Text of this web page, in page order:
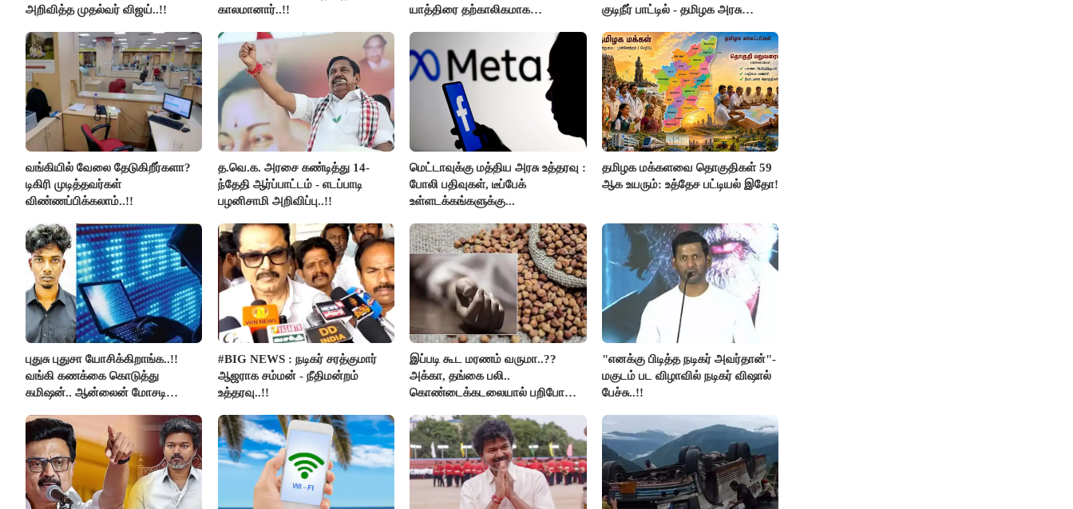
அறிவித்த முதல்வர் விஜய்..!!
காலமானார்..!!
யாத்திரை தற்காலிகமாக
குடிநீர் பாட்டில் - தமிழக அரசு
வங்கியில் வேலை தேடுகிறீர்களா?
டிகிரி முடித்தவர்கள்
விண்ணப்பிக்கலாம்..!!
த.வெ.க. அரசை கண்டித்து 14-
ந்தேதி ஆர்ப்பாட்டம் - எடப்பாடி
பழனிசாமி அறிவிப்பு..!!
மெட்டாவுக்கு மத்திய அரசு உத்தரவு :
போலி பதிவுகள், டீப்பேக்
உள்ளடக்கங்களுக்கு...
தமிழக மக்களவை தொகுதிகள் 59
ஆக உயரும்: உத்தேச பட்டியல் இதோ!
புதுசு புதுசா யோசிக்கிறாங்க..!!
வங்கி கணக்கை கொடுத்து
கமிஷன்.. ஆன்லைன் மோசடி
கைது..!!
#BIG NEWS : நடிகர் சரத்குமார்
ஆஜராக சம்மன் - நீதிமன்றம்
உத்தரவு..!!
இப்படி கூட மரணம் வருமா..??
அக்கா, தங்கை பலி..
கொண்டைக்கடலையால் பறிபோன
"எனக்கு பிடித்த நடிகர் அவர்தான்"-
மகுடம் பட விழாவில் நடிகர் விஷால்
பேச்சு..!!